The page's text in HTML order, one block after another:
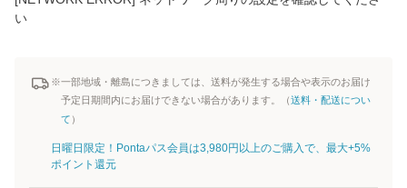
い
※一部地域・離島につきましては、送料が発生する場合や表示のお届け
予定日期間内にお届けできない場合があります。（送料・配送につい
て ）
日曜日限定！Pontaパス会員は3,980円以上のご購入で、最大+5%
ポイント還元